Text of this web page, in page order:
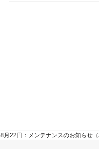
8月22日：メンテナンスのお知らせ（